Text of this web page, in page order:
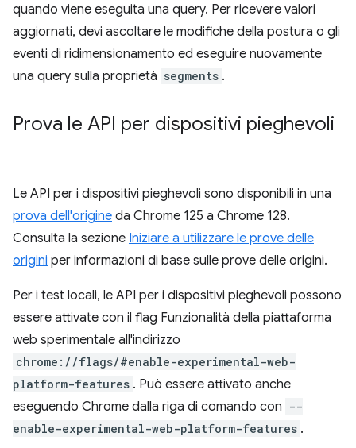
quando viene eseguita una query. Per ricevere valori
aggiornati, devi ascoltare le modifiche della postura o gli
eventi di ridimensionamento ed eseguire nuovamente
una query sulla proprietà segments .
Prova le API per dispositivi pieghevoli
Le API per i dispositivi pieghevoli sono disponibili in una
prova dell'origine da Chrome 125 a Chrome 128.
Consulta la sezione Iniziare a utilizzare le prove delle
origini per informazioni di base sulle prove delle origini.
Per i test locali, le API per i dispositivi pieghevoli possono
essere attivate con il flag Funzionalità della piattaforma
web sperimentale all'indirizzo
chrome://flags/#enable-experimental-web-
platform-features . Può essere attivato anche
eseguendo Chrome dalla riga di comando con --
enable-experimental-web-platform-features .